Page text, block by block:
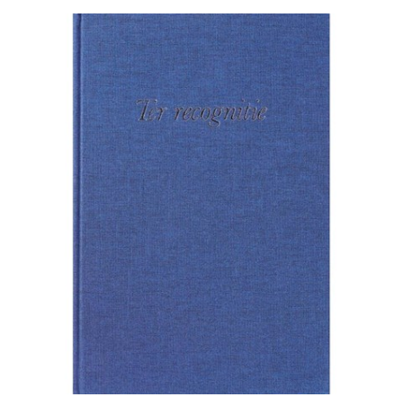
van recht en jurist op postzegels J.E. SPRUIT, Een
ontmoeting tussen Themis en Apollo bij de invoering van
Recensies Over de auteurs